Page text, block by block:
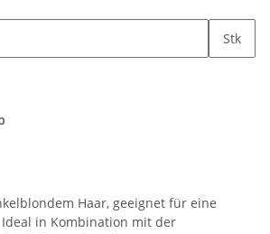
Stk
Haar, geeignet für eine
in Kombination mit der